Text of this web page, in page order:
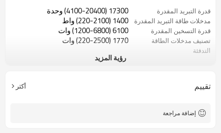
قدرة التبريد المقدرة 17300 (4100-20400) وحدة
مدخلات طاقة التبريد المقدرة 1400 (220-2100) واط
قدرة التسخين المقدرة 6100 (1200-6800) وات
تصنيف مدخلات الطاقة
التدفئة
1770 (220-2500) وات
Vom
80-380 فولت تيار مستمر (بواسطة
MPPT الشمسية المراقب
المالي
رؤية المزيد
تقييم أكثر
إضافة مراجعة